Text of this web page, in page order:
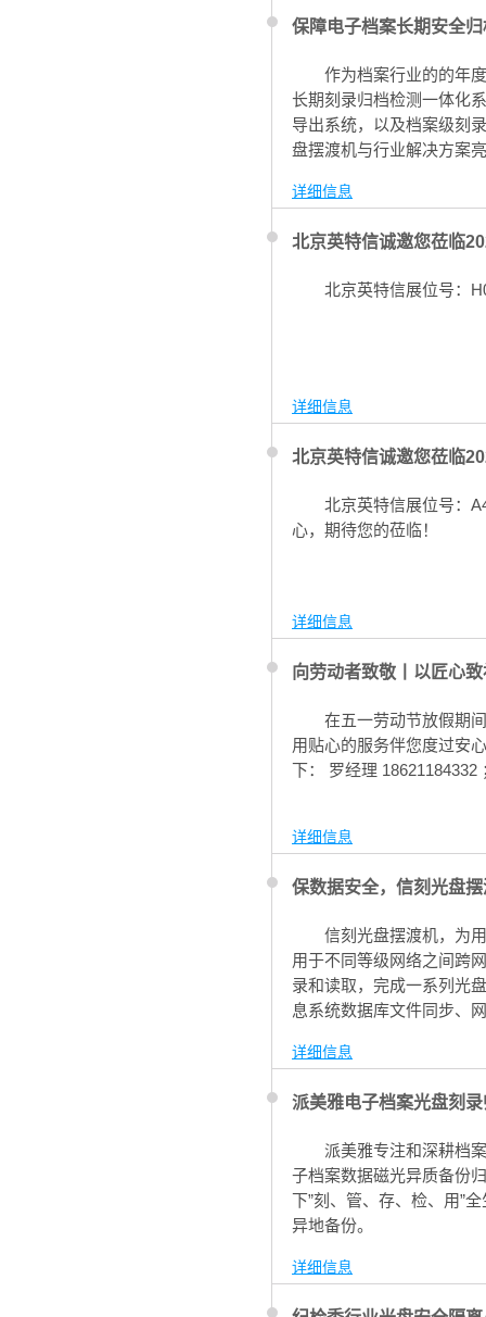
保障电子档案长期安全
作为档案行业的的年
长期刻录归档检测一体化
导出系统，以及档案级刻
盘摆渡机与行业解决方案
现场精彩纷呈，获得行业
详细信息
北京英特信诚邀您莅临
北京英特信展位号：
详细信息
北京英特信诚邀您莅临
北京英特信展位号：
心，期待您的莅临！
详细信息
向劳动者致敬丨以匠心
在五一劳动节放假期
用贴心的服务伴您度过安
下： 罗经理 18621184332
详细信息
保数据安全，信刻光盘
信刻光盘摆渡机，为
用于不同等级网络之间跨
录和读取，完成一系列光
息系统数据库文件同步、
详细信息
派美雅电子档案光盘刻
派美雅专注和深耕档
子档案数据磁光异质备份
下”刻、管、存、检、用”
异地备份。
详细信息